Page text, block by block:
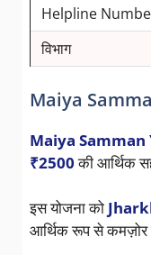
Helpline
विभाग
Maiya
Maiya Samman
₹2500की आर्थिक
इस योजना को
आर्थिक रूप से कमज़ोर